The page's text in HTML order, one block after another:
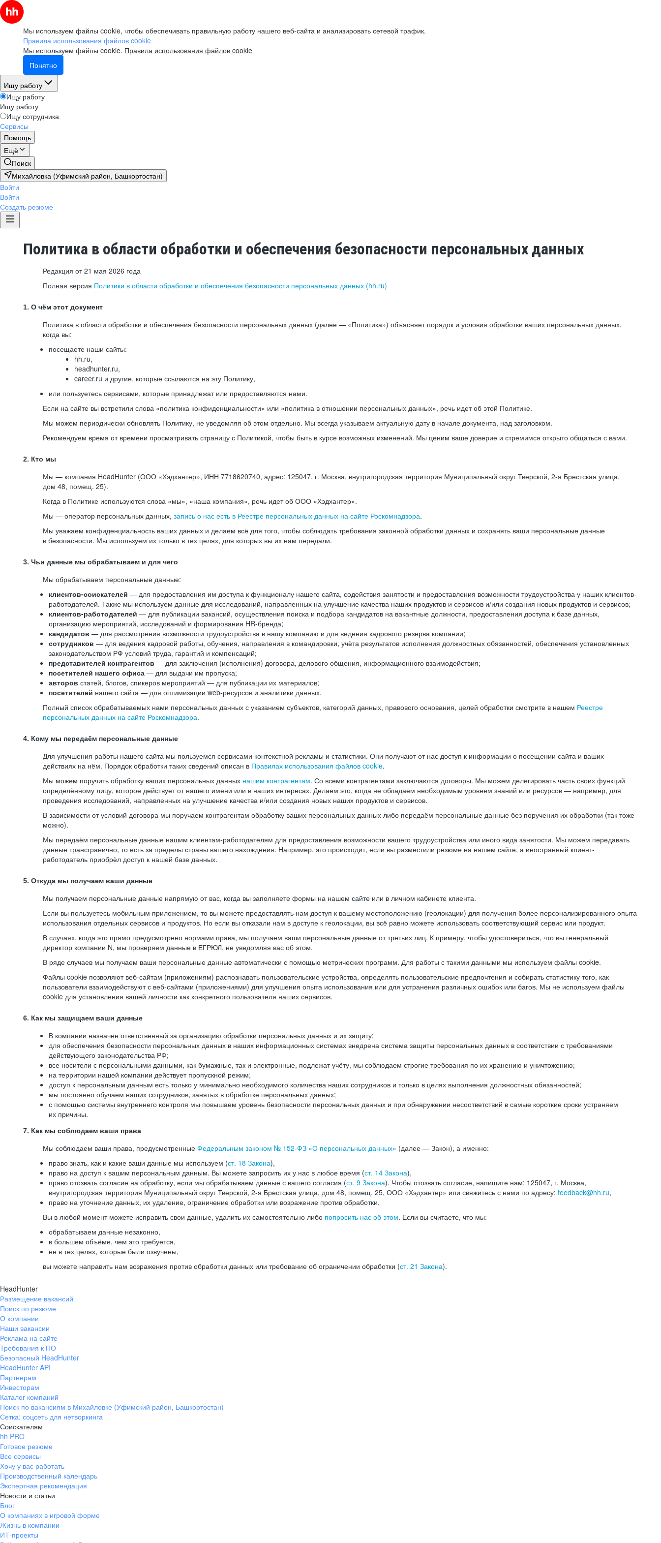
Мы используем файлы cookie, чтобы обеспечивать правильную работу нашего веб-сайта и анализировать сетевой трафик.
Правила использования файлов cookie
Мы используем файлы cookie. Правила использования файлов cookie
Понятно
Ищу работу
Ищу работу
Ищу работу
Ищу сотрудника
Сервисы
Помощь
Ещё
Поиск
Михайловка (Уфимский район, Башкортостан)
Войти
Войти
Создать резюме
Политика в области обработки и обеспечения безопасности персональных данных
Редакция от 21 мая 2026 года
Полная версия Политики в области обработки и обеспечения безопасности персональных данных (hh.ru)
1. О чём этот документ
Политика в области обработки и обеспечения безопасности персональных данных (далее — «Политика») объясняет порядок и условия обработки ваших персональных данных,
когда вы:
посещаете наши сайты:
hh.ru,
headhunter.ru,
career.ru и другие, которые ссылаются на эту Политику,
или пользуетесь сервисами, которые принадлежат или предоставляются нами.
Если на сайте вы встретили слова «политика конфиденциальности» или «политика в отношении персональных данных», речь идет об этой Политике.
Мы можем периодически обновлять Политику, не уведомляя об этом отдельно. Мы всегда указываем актуальную дату в начале документа, над заголовком.
Рекомендуем время от времени просматривать страницу с Политикой, чтобы быть в курсе возможных изменений. Мы ценим ваше доверие и стремимся открыто общаться с вами.
2. Кто мы
Мы — компания HeadHunter (ООО «Хэдхантер», ИНН 7718620740, адрес: 125047, г. Москва, внутригородская территория Муниципальный округ Тверской, 2-я Брестская улица,
дом 48, помещ. 25).
Когда в Политике используются слова «мы», «наша компания», речь идет об ООО «Хэдхантер».
Мы — оператор персональных данных, запись о нас есть в Реестре персональных данных на сайте Роскомнадзора.
Мы уважаем конфиденциальность ваших данных и делаем всё для того, чтобы соблюдать требования законной обработки данных и сохранять ваши персональные данные
в безопасности. Мы используем их только в тех целях, для которых вы их нам передали.
3. Чьи данные мы обрабатываем и для чего
Мы обрабатываем персональные данные:
клиентов-соискателей — для предоставления им доступа к функционалу нашего сайта, содействия занятости и предоставления возможности трудоустройства у наших клиентов-
работодателей. Также мы используем данные для исследований, направленных на улучшение качества наших продуктов и сервисов и/или создания новых продуктов и сервисов;
клиентов-работодателей — для публикации вакансий, осуществления поиска и подбора кандидатов на вакантные должности, предоставления доступа к базе данных,
организацию мероприятий, исследований и формирования HR-бренда;
кандидатов — для рассмотрения возможности трудоустройства в нашу компанию и для ведения кадрового резерва компании;
сотрудников — для ведения кадровой работы, обучения, направления в командировки, учёта результатов исполнения должностных обязанностей, обеспечения установленных
законодательством РФ условий труда, гарантий и компенсаций;
представителей контрагентов — для заключения (исполнения) договора, делового общения, информационного взаимодействия;
посетителей нашего офиса — для выдачи им пропуска;
авторов статей, блогов, спикеров мероприятий — для публикации их материалов;
посетителей нашего сайта — для оптимизации web-ресурсов и аналитики данных.
Полный список обрабатываемых нами персональных данных с указанием субъектов, категорий данных, правового основания, целей обработки смотрите в нашем Реестре
персональных данных на сайте Роскомнадзора.
4. Кому мы передаём персональные данные
Для улучшения работы нашего сайта мы пользуемся сервисами контекстной рекламы и статистики. Они получают от нас доступ к информации о посещении сайта и ваших
действиях на нём. Порядок обработки таких сведений описан в Правилах использования файлов cookie.
Мы можем поручить обработку ваших персональных данных нашим контрагентам. Со всеми контрагентами заключаются договоры. Мы можем делегировать часть своих функций
определённому лицу, которое действует от нашего имени или в наших интересах. Делаем это, когда не обладаем необходимым уровнем знаний или ресурсов — например, для
проведения исследований, направленных на улучшение качества и/или создания новых наших продуктов и сервисов.
В зависимости от условий договора мы поручаем контрагентам обработку ваших персональных данных либо передаём персональные данные без поручения их обработки (так тоже
можно).
Мы передаём персональные данные нашим клиентам-работодателям для предоставления возможности вашего трудоустройства или иного вида занятости. Мы можем передавать
данные трансгранично, то есть за пределы страны вашего нахождения. Например, это происходит, если вы разместили резюме на нашем сайте, а иностранный клиент-
работодатель приобрёл доступ к нашей базе данных.
5. Откуда мы получаем ваши данные
Мы получаем персональные данные напрямую от вас, когда вы заполняете формы на нашем сайте или в личном кабинете клиента.
Если вы пользуетесь мобильным приложением, то вы можете предоставлять нам доступ к вашему местоположению (геолокации) для получения более персонализированного опыта
использования отдельных сервисов и продуктов. Но если вы отказали нам в доступе к геолокации, вы всё равно можете использовать соответствующий сервис или продукт.
В случаях, когда это прямо предусмотрено нормами права, мы получаем ваши персональные данные от третьих лиц. К примеру, чтобы удостовериться, что вы генеральный
директор компании N, мы проверяем данные в ЕГРЮЛ, не уведомляя вас об этом.
В ряде случаев мы получаем ваши персональные данные автоматически с помощью метрических программ. Для работы с такими данными мы используем файлы cookie.
Файлы cookie позволяют веб-сайтам (приложениям) распознавать пользовательские устройства, определять пользовательские предпочтения и собирать статистику того, как
пользователи взаимодействуют с веб-сайтами (приложениями) для улучшения опыта использования или для устранения различных ошибок или багов. Мы не используем файлы
cookie для установления вашей личности как конкретного пользователя наших сервисов.
6. Как мы защищаем ваши данные
В компании назначен ответственный за организацию обработки персональных данных и их защиту;
для обеспечения безопасности персональных данных в наших информационных системах внедрена система защиты персональных данных в соответствии с требованиями
действующего законодательства РФ;
все носители с персональными данными, как бумажные, так и электронные, подлежат учёту, мы соблюдаем строгие требования по их хранению и уничтожению;
на территории нашей компании действует пропускной режим;
доступ к персональным данным есть только у минимально необходимого количества наших сотрудников и только в целях выполнения должностных обязанностей;
мы постоянно обучаем наших сотрудников, занятых в обработке персональных данных;
с помощью системы внутреннего контроля мы повышаем уровень безопасности персональных данных и при обнаружении несоответствий в самые короткие сроки устраняем
их причины.
7. Как мы соблюдаем ваши права
Мы соблюдаем ваши права, предусмотренные Федеральным законом № 152-ФЗ «О персональных данных» (далее — Закон), а именно:
право знать, как и какие ваши данные мы используем (ст. 18 Закона),
право на доступ к вашим персональным данным. Вы можете запросить их у нас в любое время (ст. 14 Закона),
право отозвать согласие на обработку, если мы обрабатываем данные с вашего согласия (ст. 9 Закона). Чтобы отозвать согласие, напишите нам: 125047, г. Москва,
внутригородская территория Муниципальный округ Тверской, 2-я Брестская улица, дом 48, помещ. 25, ООО «Хэдхантер» или свяжитесь с нами по адресу: feedback@hh.ru,
право на уточнение данных, их удаление, ограничение обработки или возражение против обработки.
Вы в любой момент можете исправить свои данные, удалить их самостоятельно либо попросить нас об этом. Если вы считаете, что мы:
обрабатываем данные незаконно,
в большем объёме, чем это требуется,
не в тех целях, которые были озвучены,
вы можете направить нам возражения против обработки данных или требование об ограничении обработки (ст. 21 Закона).
HeadHunter
Размещение вакансий
Поиск по резюме
О компании
Наши вакансии
Реклама на сайте
Требования к ПО
Безопасный HeadHunter
HeadHunter API
Партнерам
Инвесторам
Каталог компаний
Поиск по вакансиям в Михайловке (Уфимский район, Башкортостан)
Сетка: соцсеть для нетворкинга
Соискателям
hh PRO
Готовое резюме
Все сервисы
Хочу у вас работать
Производственный календарь
Экспертная рекомендация
Новости и статьи
Блог
О компаниях в игровой форме
Жизнь в компании
ИТ-проекты